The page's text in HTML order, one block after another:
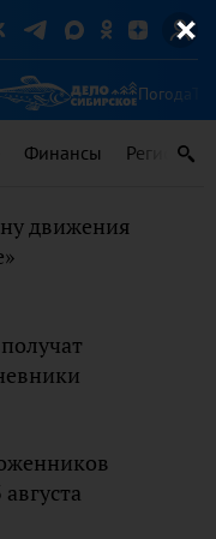
Погода
Финансы Регионы
движения